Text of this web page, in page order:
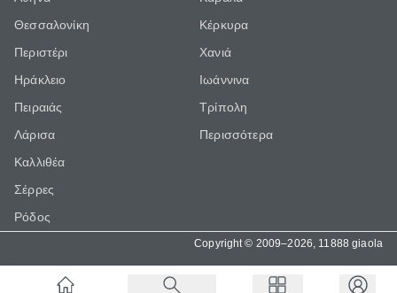
Θεσσαλονίκη
Περιστέρι
Ηράκλειο
Πειραιάς
Λάρισα
Καλλιθέα
Σέρρες
Ρόδος
Κέρκυρα
Χανιά
Ιωάννινα
Τρίπολη
Περισσότερα
Copyright © 2009–2026, 11888 giaola